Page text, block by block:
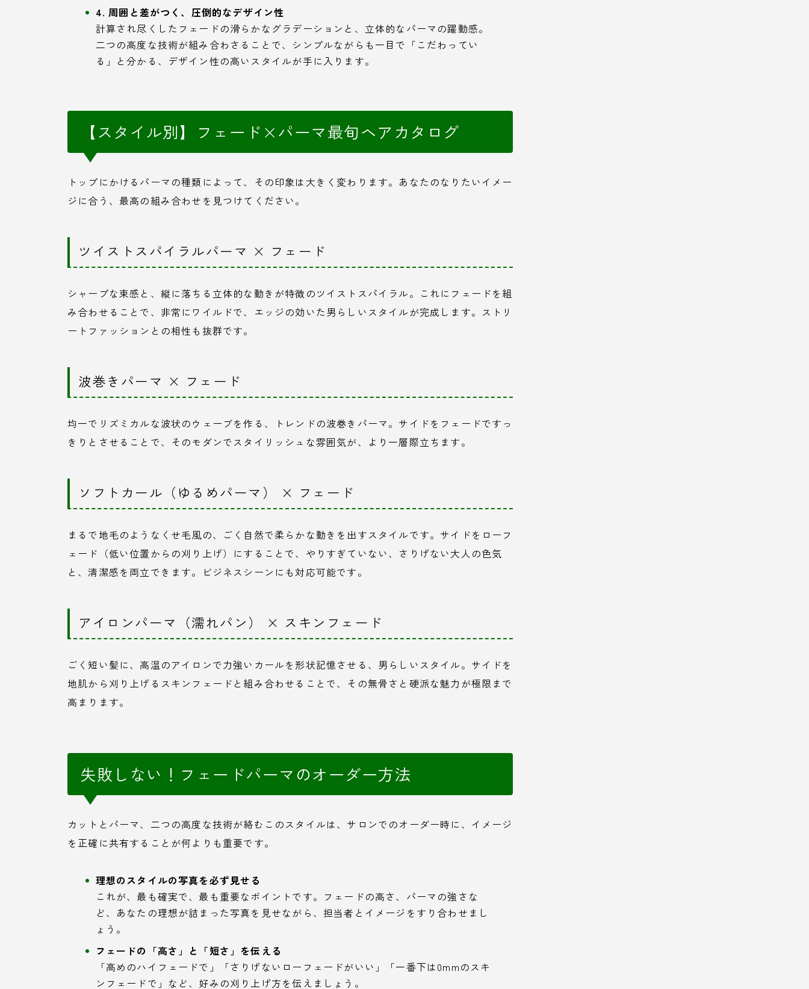
4. 周囲と差がつく、圧倒的なデザイン性
計算され尽くしたフェードの滑らかなグラデーションと、立体的なパーマの躍動感。
二つの高度な技術が組み合わさることで、シンプルながらも一目で「こだわってい
る」と分かる、デザイン性の高いスタイルが手に入ります。
【スタイル別】フェード×パーマ最旬ヘアカタログ
トップにかけるパーマの種類によって、その印象は大きく変わります。あなたのなりたいイメー
ジに合う、最高の組み合わせを見つけてください。
ツイストスパイラルパーマ × フェード
シャープな束感と、縦に落ちる立体的な動きが特徴のツイストスパイラル。これにフェードを組
み合わせることで、非常にワイルドで、エッジの効いた男らしいスタイルが完成します。ストリ
ートファッションとの相性も抜群です。
波巻きパーマ × フェード
均一でリズミカルな波状のウェーブを作る、トレンドの波巻きパーマ。サイドをフェードですっ
きりとさせることで、そのモダンでスタイリッシュな雰囲気が、より一層際立ちます。
ソフトカール（ゆるめパーマ） × フェード
まるで地毛のようなくせ毛風の、ごく自然で柔らかな動きを出すスタイルです。サイドをローフ
ェード（低い位置からの刈り上げ）にすることで、やりすぎていない、さりげない大人の色気
と、清潔感を両立できます。ビジネスシーンにも対応可能です。
アイロンパーマ（濡れパン） × スキンフェード
ごく短い髪に、高温のアイロンで力強いカールを形状記憶させる、男らしいスタイル。サイドを
地肌から刈り上げるスキンフェードと組み合わせることで、その無骨さと硬派な魅力が極限まで
高まります。
失敗しない！フェードパーマのオーダー方法
カットとパーマ、二つの高度な技術が絡むこのスタイルは、サロンでのオーダー時に、イメージ
を正確に共有することが何よりも重要です。
理想のスタイルの写真を必ず見せる
これが、最も確実で、最も重要なポイントです。フェードの高さ、パーマの強さな
ど、あなたの理想が詰まった写真を見せながら、担当者とイメージをすり合わせまし
ょう。
フェードの「高さ」と「短さ」を伝える
「高めのハイフェードで」「さりげないローフェードがいい」「一番下は0mmのスキ
ンフェードで」など、好みの刈り上げ方を伝えましょう。